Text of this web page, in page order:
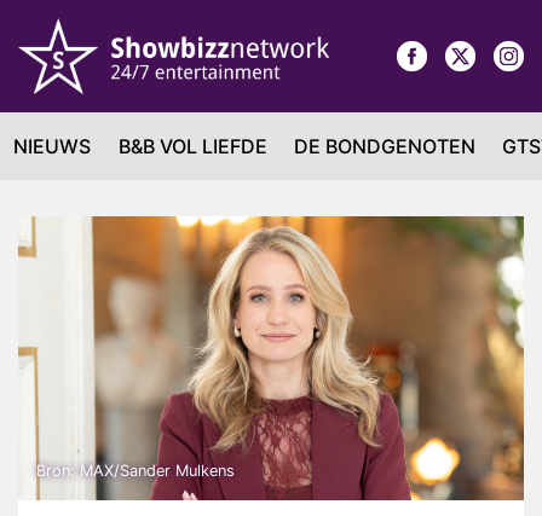
NIEUWS B&B VOL LIEFDE DE BONDGENOTEN
Bron: MAX/Sander Mulkens